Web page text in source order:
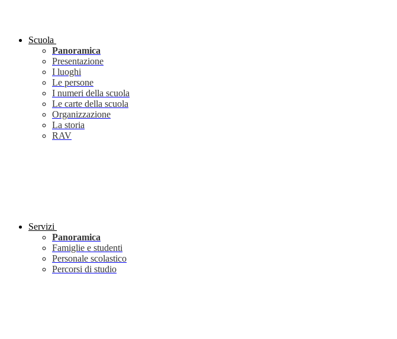
Scuola
Panoramica
Presentazione
I luoghi
Le persone
I numeri della scuola
Le carte della scuola
Organizzazione
La storia
RAV
Servizi
Panoramica
Famiglie e studenti
Personale scolastico
Percorsi di studio